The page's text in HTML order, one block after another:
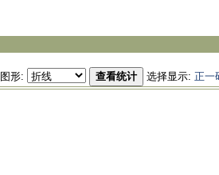
图形: 查看统计 选择显示: 正一